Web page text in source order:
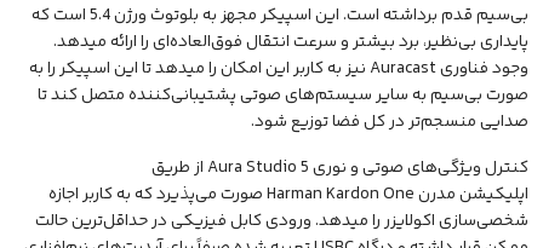
بی‌سیم قدم برداشته است. این اسپیکر مجهز به بلوتوث ورژن 5.4 است که
پایداری بی‌نظیر، برد بیشتر و سرعت انتقال فوق‌العاده‌ای را ارائه میدهد.
وجود فناوری Auracast نیز به کاربر این امکان را میدهد تا این اسپیکر را به
صورت بی‌سیم به سایر سیستم‌های صوتی پشتیبانی‌کننده متصل کند تا
صدایی منسجم‌تر در کل فضا توزیع شود.
کنترل ویژگی‌های صوتی و نوری Aura Studio 5 از طریق
اپلیکیشنمدرن Harman KardonOne صورت می‌پذیرد که به کاربر اجازه
شخصی‌سازی اکولایزر را میدهد. ورودی کابل فیزیکی در حداقل‌ترین حالت